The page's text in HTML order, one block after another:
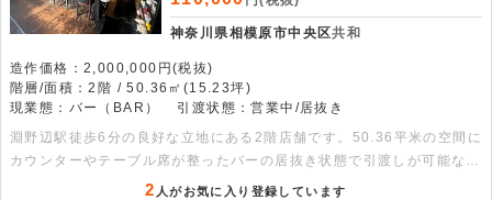
神奈川県相模原市中央区共和
造作価格：2,000,000円(税抜)
階層/面積：2階 / 50.36㎡(15.23坪)
現業態：バー（BAR）
引渡状態：営業中/居抜き
淵野辺駅徒歩6分の良好な立地にある2階店舗です。50.36平米の空間に
カウンターやテーブル席が整ったバーの居抜き状態で引渡しが可能なた
め、スムーズに開業できます。ぜひ気軽にお問い合わせください。
2 人がお気に入り登録しています